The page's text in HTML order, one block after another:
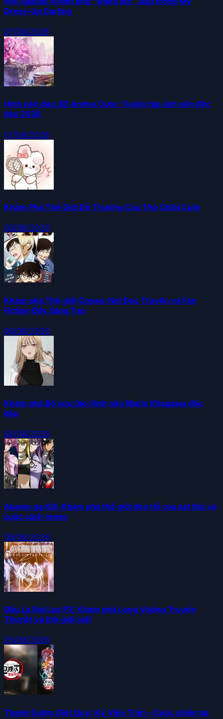
Dress-Up Darling
07/08/2026
Hình nền đẹp 3D Anime Cute: Tuyển tập ảnh nền độc
đáo 2026
07/08/2026
Khám Phá Thế Giới Dễ Thương Của Thỏ Chibi Cute
06/08/2026
Khám phá Thế giới Conan: Nơi Đọc Truyện và Fan
Fiction Đầy Sáng Tạo
06/08/2026
Khám phá Bộ sưu tập Hình nền Marin Kitagawa độc
đáo
06/08/2026
Akame ga Kill: Khám phá thế giới đen tối của sát thủ và
cuộc cách mạng
06/08/2026
Đấu La Đại Lục P3: Khám phá Long Vương Truyền
Thuyết và thế giới mới
05/08/2026
Thanh Gươm Diệt Quỷ: Kỹ Viện Trấn – Cuộc chiến tại